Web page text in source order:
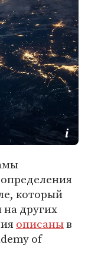
который
на других
описаныв
of